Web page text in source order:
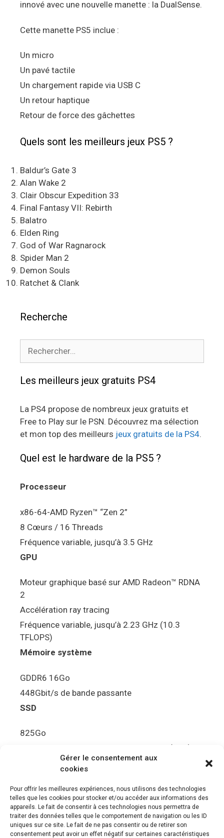
Gérer le consentement aux
cookies
Pour offrir les meilleures expériences, nous utilisons des technologies
telles que les cookies pour stocker et/ou accéder aux informations des
appareils. Le fait de consentir à ces technologies nous permettra de
traiter des données telles que le comportement de navigation ou les ID
uniques sur ce site. Le fait de ne pas consentir ou de retirer son
consentement peut avoir un effet négatif sur certaines caractéristiques
innové avec une nouvelle manette : la DualSense.
Cette manette PS5 inclue :
Un micro
Un pavé tactile
Un chargement rapide via USB C
Un retour haptique
Retour de force des gâchettes
Quels sont les meilleurs jeux PS5 ?
Baldur’s Gate 3
Alan Wake 2
Clair Obscur Expedition 33
Final Fantasy VII: Rebirth
Balatro
Elden Ring
God of War Ragnarock
Spider Man 2
Demon Souls
Ratchet & Clank
Recherche
Les meilleurs jeux gratuits PS4
La PS4 propose de nombreux jeux gratuits et
Free to Play sur le PSN. Découvrez ma sélection
et mon top des meilleurs jeux gratuits de la PS4.
Quel est le hardware de la PS5 ?
Processeur
x86-64-AMD Ryzen™ “Zen 2”
8 Cœurs / 16 Threads
Fréquence variable, jusqu’à 3.5 GHz
GPU
Moteur graphique basé sur AMD Radeon™ RDNA
2
Accélération ray tracing
Fréquence variable, jusqu’à 2.23 GHz (10.3
TFLOPS)
Mémoire système
GDDR6 16Go
448Gbit/s de bande passante
SSD
825Go
5.5Gbit/s de bande passante en lecture (Brut)
Disque de jeu PS5
Ultra HD Blu-ray™, jusqu’à 100Go/disque
Sortie vidéo
Compatibilité avec les téléviseurs 4K 120Hz et